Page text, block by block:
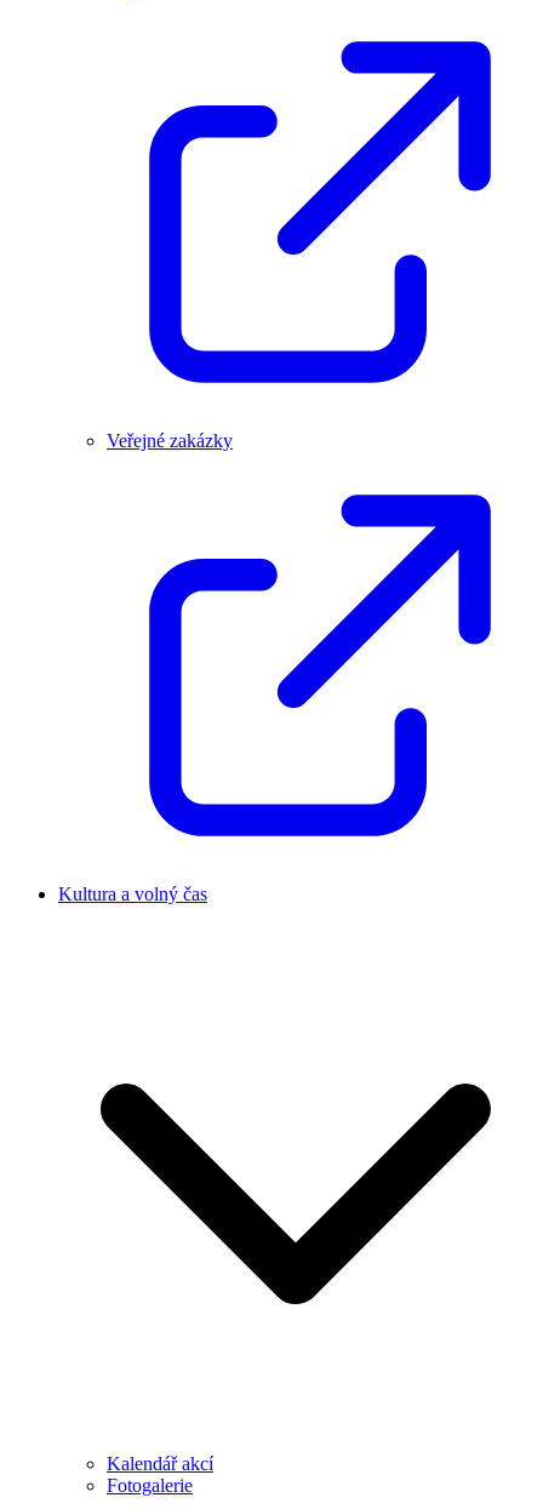
Veřejné zakázky
Kultura a volný čas
Kalendář akcí
Fotogalerie